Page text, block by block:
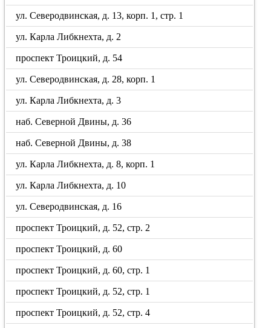
ул. Северодвинская, д. 13, корп. 1, стр. 1
ул. Карла Либкнехта, д. 2
проспект Троицкий, д. 54
ул. Северодвинская, д. 28, корп. 1
ул. Карла Либкнехта, д. 3
наб. Северной Двины, д. 36
наб. Северной Двины, д. 38
ул. Карла Либкнехта, д. 8, корп. 1
ул. Карла Либкнехта, д. 10
ул. Северодвинская, д. 16
проспект Троицкий, д. 52, стр. 2
проспект Троицкий, д. 60
проспект Троицкий, д. 60, стр. 1
проспект Троицкий, д. 52, стр. 1
проспект Троицкий, д. 52, стр. 4